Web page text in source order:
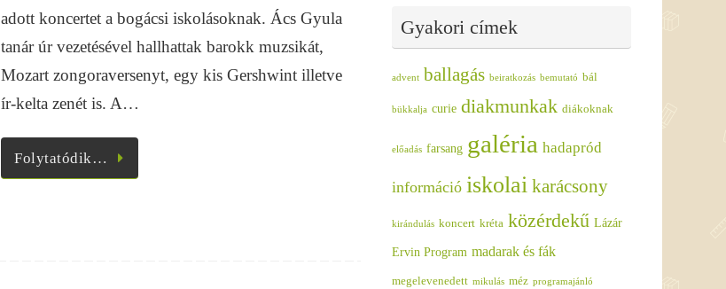
adott koncertet a bogácsi iskolásoknak. Ács Gyula
tanár úr vezetésével hallhattak barokk muzsikát,
Mozart zongoraversenyt, egy kis Gershwint illetve
ír-kelta zenét is. A…
Folytatódik…
Gyakori címek
advent ballagás beiratkozás bemutató bál
bükkalja curie diakmunkak diákoknak
előadás farsang galéria hadapród
információ iskolai karácsony
kirándulás koncert kréta közérdekű Lázár
Ervin Program madarak és fák
megelevenedett mikulás méz programajánló